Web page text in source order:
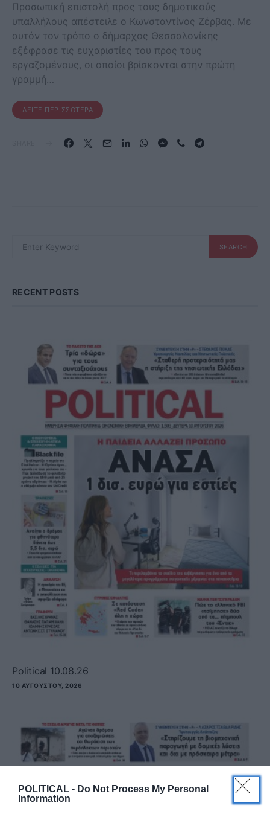
POLITICAL - Do Not Process My Personal
Information
Προσωπική επιστολή προς τους δημοτικούς
υπαλλήλους απέστειλε ο Κωνσταντίνος Ζέρβας. Με
αυτόν τον τρόπο ο δήμαρχος Θεσσαλονίκης
εξέφρασε τις ευχαριστίες του προς τους
εργαζομένους, οι οποίοι βρίσκονται στην πρώτη
γραμμή…
ΔΕΊΤΕ ΠΕΡΙΣΣΌΤΕΡΑ
FOR:
SEARCH
RECENT POSTS
Political 10.08.26
10 ΑΥΓΟΎΣΤΟΥ, 2026